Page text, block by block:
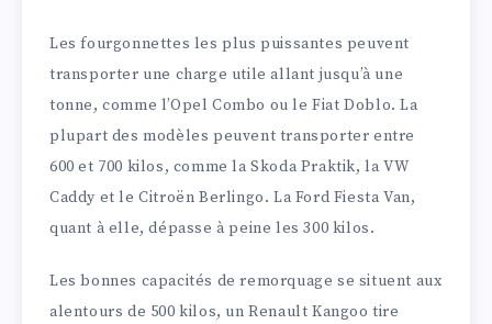
Les fourgonnettes les plus puissantes peuvent
transporter une charge utile allant jusqu’à une
tonne, comme l’Opel Combo ou le Fiat Doblo. La
plupart des modèles peuvent transporter entre
600 et 700 kilos, comme la Skoda Praktik, la VW
Caddy et le Citroën Berlingo. La Ford Fiesta Van,
quant à elle, dépasse à peine les 300 kilos.
Les bonnes capacités de remorquage se situent aux
alentours de 500 kilos, un Renault Kangoo tire